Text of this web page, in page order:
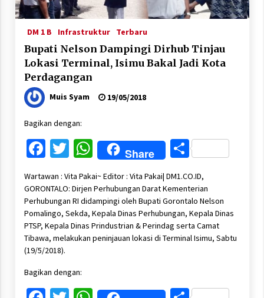
DM 1 B Infrastruktur Terbaru
Bupati Nelson Dampingi Dirhub Tinjau
Lokasi Terminal, Isimu Bakal Jadi Kota
Perdagangan
Muis Syam 19/05/2018
Bagikan dengan:
Facebook
Twitter
WhatsApp
Share Share
Wartawan : Vita Pakai~ Editor : Vita Pakai| DM1.CO.ID,
GORONTALO: Dirjen Perhubungan Darat Kementerian
Perhubungan RI didampingi oleh Bupati Gorontalo Nelson
Pomalingo, Sekda, Kepala Dinas Perhubungan, Kepala Dinas
PTSP, Kepala Dinas Prindustrian & Perindag serta Camat
Tibawa, melakukan peninjauan lokasi di Terminal Isimu, Sabtu
(19/5/2018).
Bagikan dengan: